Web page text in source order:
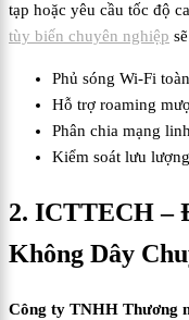
tạp hoặc yêu cầu tốc độ
tùy biến chuyên nghiệp
Phủ sóng Wi-Fi
Hỗ trợ roaming
Phân chia mạng
Kiểm soát lưu
2. ICTTECH –
Không Dây
Công ty TNHH Thương